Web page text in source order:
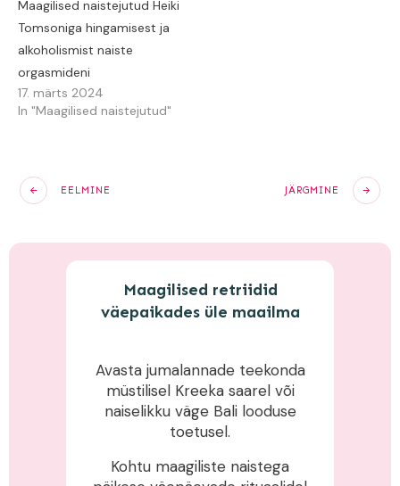
Maagilised naistejutud Heiki
Tomsoniga hingamisest ja
alkoholismist naiste
orgasmideni
17. märts 2024
In "Maagilised naistejutud"
EELMINE JÄRGMINE
Maagilised retriidid
väepaikades üle maailma
Avasta jumalannade teekonda
müstilisel Kreeka saarel või
naiselikku väge Bali looduse
toetusel.
Kohtu maagiliste naistega